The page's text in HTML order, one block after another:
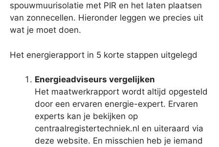
spouwmuurisolatie met PIR en het laten plaatsen
van zonnecellen. Hieronder leggen we precies uit
wat je moet doen.
Het energierapport in 5 korte stappen uitgelegd
Energieadviseurs vergelijken
Het maatwerkrapport wordt altijd opgesteld
door een ervaren energie-expert. Ervaren
experts kan je bekijken op
centraalregistertechniek.nl en uiteraard via
deze website. En misschien heb je iemand